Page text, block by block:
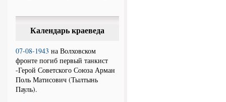
Календарь краеведа
07-08-1943 на Волховском
фронте погиб первый танкист
-Герой Советского Союза Арман
Поль Матисович (Тылтынь
Пауль).